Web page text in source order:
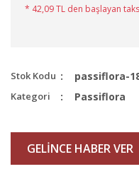
* 42,09 TL den başlayan
Stok Kodu passiflora-
Kategori Passiflora
GELİNCE HABER VER